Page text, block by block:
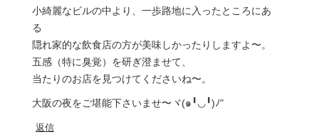
小綺麗なビルの中より、一歩路地に入ったところにあ
る
隠れ家的な飲食店の方が美味しかったりしますよ〜。
五感（特に臭覚）を研ぎ澄ませて、
当たりのお店を見つけてくださいね〜。
大阪の夜をご堪能下さいませ〜ヾ(๑╹◡╹)ﾉ"
返信